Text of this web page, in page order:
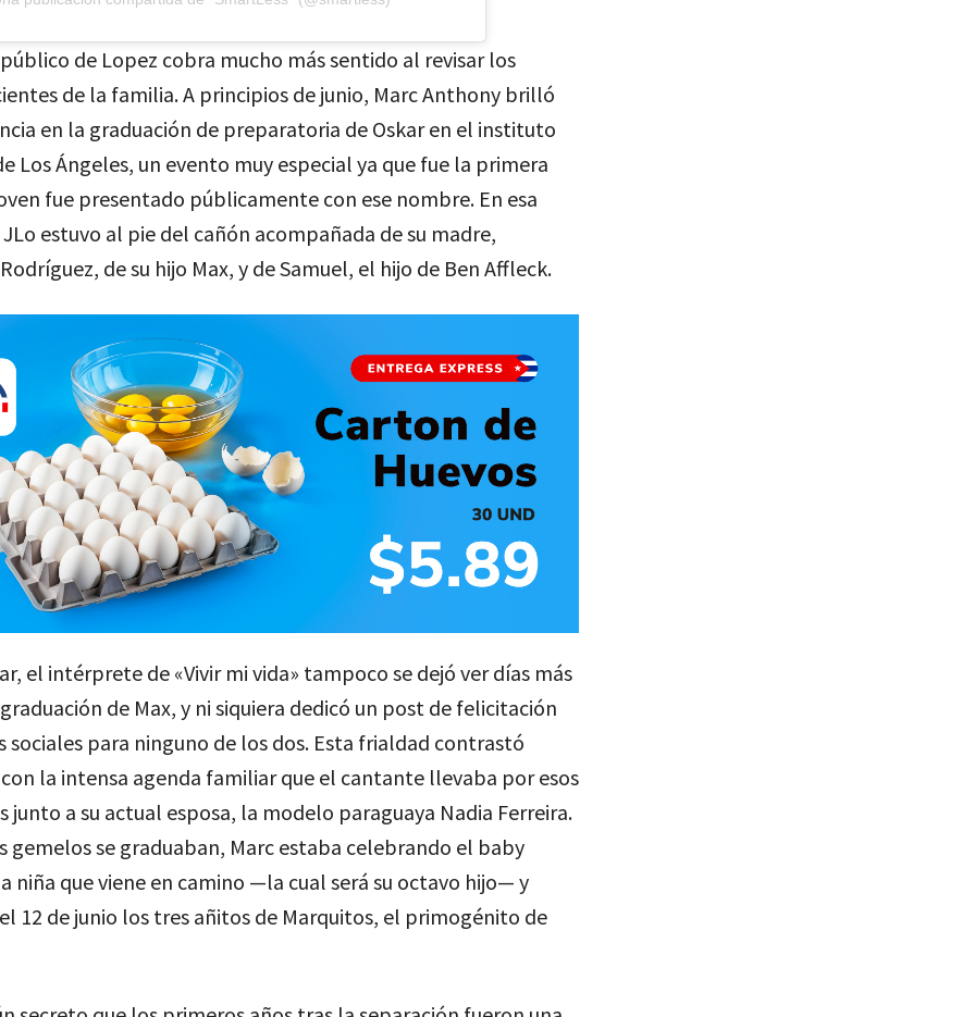
de Lopez cobra mucho más sentido al revisar los
de la familia. A principios de junio, Marc Anthony brilló
en la graduación de preparatoria de Oskar en el instituto
Los Ángeles, un evento muy especial ya que fue la primera
fue presentado públicamente con ese nombre. En esa
estuvo al pie del cañón acompañada de su madre,
de su hijo Max, y de Samuel, el hijo de Ben Affleck.
el intérprete de «Vivir mi vida» tampoco se dejó ver días más
de Max, y ni siquiera dedicó un post de felicitación
sociales para ninguno de los dos. Esta frialdad contrastó
la intensa agenda familiar que el cantante llevaba por esos
junto a su actual esposa, la modelo paraguaya Nadia Ferreira.
gemelos se graduaban, Marc estaba celebrando el baby
niña que viene en camino —la cual será su octavo hijo— y
12 de junio los tres añitos de Marquitos, el primogénito de